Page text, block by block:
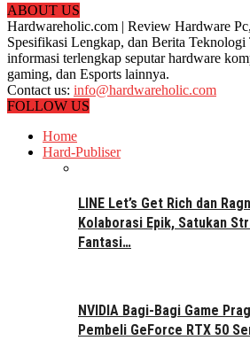
ABOUT US
Hardwareholic.com | Review Hardware
Spesifikasi Lengkap, dan Berita
informasi terlengkap seputar hardware
gaming, dan Esports lainnya.
Contact us: info@hardwareholic.com
FOLLOW US
Home
Hard-Publiser
LINE Let’s Get Rich dan
Kolaborasi Epik, Satukan
Fantasi…
NVIDIA Bagi-Bagi Game
Pembeli GeForce RTX 50